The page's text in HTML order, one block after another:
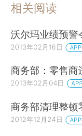
相关阅读
沃尔玛业绩预警
2013年02月16日
商务部：零售
2013年02月04日
商务部清理整
2012年12月24日